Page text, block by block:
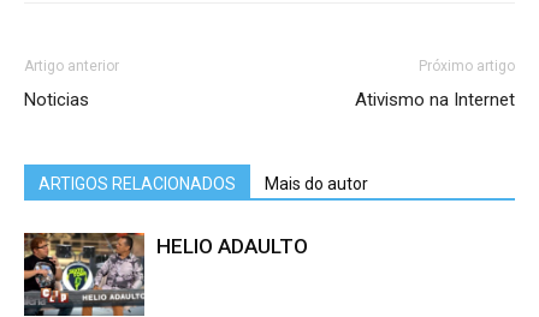
Artigo anterior
Noticias
Próximo artigo
Ativismo na Internet
ARTIGOS RELACIONADOS Mais do autor
HELIO ADAULTO